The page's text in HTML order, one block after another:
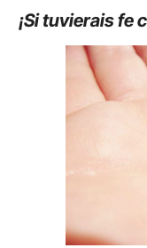
¡Si tuvierais fe